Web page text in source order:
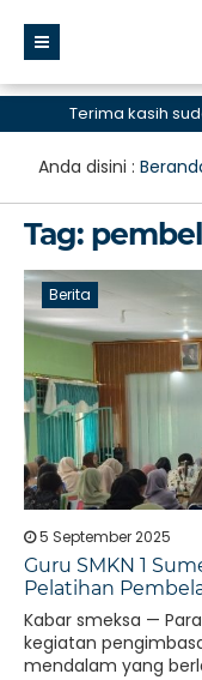
Terima kasih
Anda disini :
Tag:
Berita
5 September 2025
Guru SMKN 1
Pelatihan
Kabar smeksa —
kegiatan
mendalam yang